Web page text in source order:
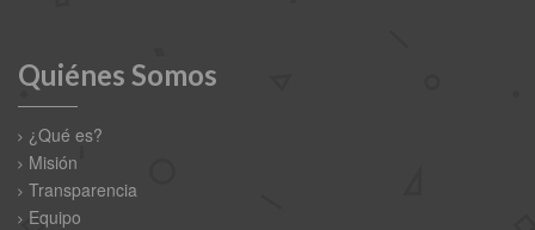
Quiénes Somos
¿Qué es?
Misión
Transparencia
Equipo